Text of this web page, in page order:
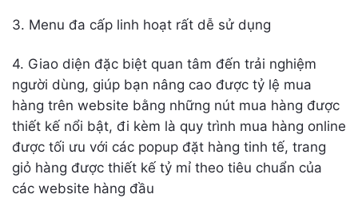
3. Menu đa cấp linh hoạt rất dễ sử dụng
4. Giao diện đặc biệt quan tâm đến trải nghiệm
người dùng, giúp bạn nâng cao được tỷ lệ mua
hàng trên website bằng những nút mua hàng được
thiết kế nổi bật, đi kèm là quy trình mua hàng online
được tối ưu với các popup đặt hàng tinh tế, trang
giỏ hàng được thiết kế tỷ mỉ theo tiêu chuẩn của
các website hàng đầu